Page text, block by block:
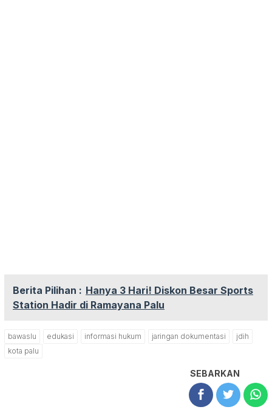
Berita Pilihan : Hanya 3 Hari! Diskon Besar Sports
Station Hadir di Ramayana Palu
bawaslu edukasi informasi hukum jaringan dokumentasi
jdih
kota palu
SEBARKAN